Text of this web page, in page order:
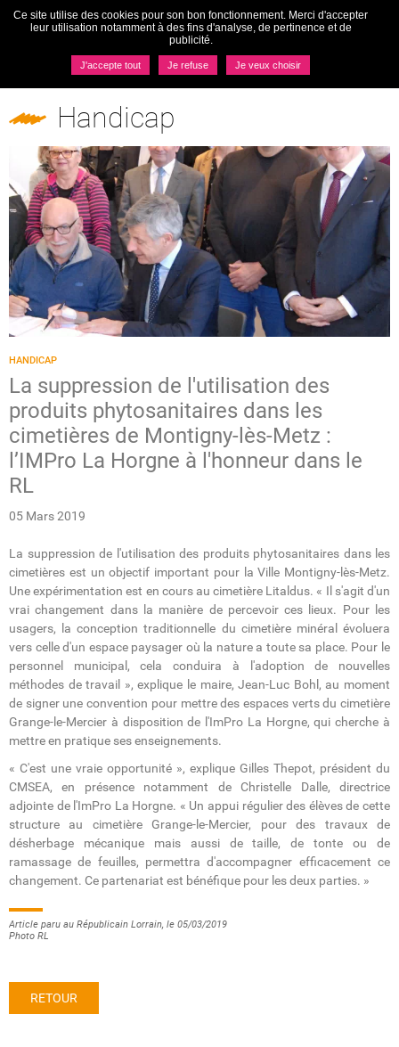
Pôles
Handicap
HANDICAP
La suppression de l'utilisation des
produits phytosanitaires dans les
cimetières de Montigny-lès-Metz :
l’IMPro La Horgne à l'honneur dans le
RL
05 Mars 2019
La suppression de l'utilisation des produits phytosanitaires dans les
cimetières est un objectif important pour la Ville Montigny-lès-Metz.
Une expérimentation est en cours au cimetière Litaldus. « Il s'agit d'un
vrai changement dans la manière de percevoir ces lieux. Pour les
usagers, la conception traditionnelle du cimetière minéral évoluera
vers celle d'un espace paysager où la nature a toute sa place. Pour le
personnel municipal, cela conduira à l'adoption de nouvelles
méthodes de travail », explique le maire, Jean-Luc Bohl, au moment
de signer une convention pour mettre des espaces verts du cimetière
Grange-le-Mercier à disposition de l'ImPro La Horgne, qui cherche à
mettre en pratique ses enseignements.
« C'est une vraie opportunité », explique Gilles Thepot, président du
CMSEA, en présence notamment de Christelle Dalle, directrice
adjointe de l'ImPro La Horgne. « Un appui régulier des élèves de cette
structure au cimetière Grange-le-Mercier, pour des travaux de
désherbage mécanique mais aussi de taille, de tonte ou de
ramassage de feuilles, permettra d'accompagner efficacement ce
changement. Ce partenariat est bénéfique pour les deux parties. »
Article paru au Républicain Lorrain, le 05/03/2019
Photo RL
RETOUR
Ce site utilise des cookies pour son bon fonctionnement. Merci d'accepter
leur utilisation notamment à des fins d'analyse, de pertinence et de
publicité.
J'accepte tout Je refuse Je veux choisir